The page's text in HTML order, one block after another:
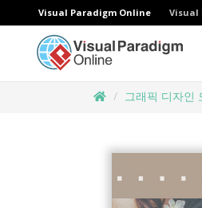
Visual Paradigm Online Visual
그래픽 디자인